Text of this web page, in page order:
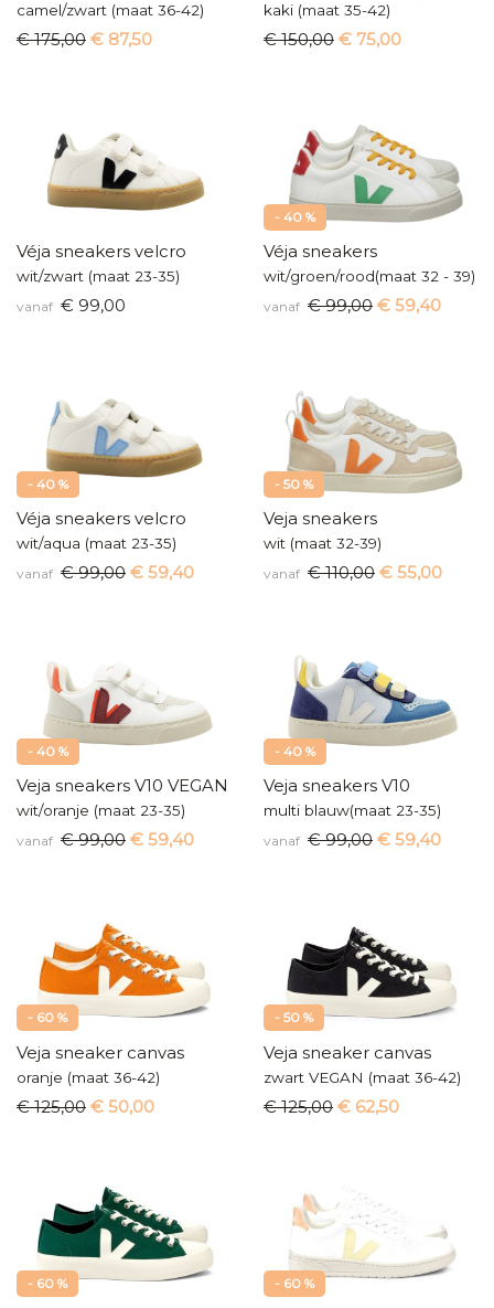
camel/zwart (maat 36-42)
€ 175,00 € 87,50
kaki (maat 35-42)
€ 150,00 € 75,00
Véja sneakers velcro
wit/zwart (maat 23-35)
vanaf € 99,00
- 40 %
Véja sneakers
wit/groen/rood(maat 32 - 39)
vanaf € 99,00 € 59,40
- 40 %
Véja sneakers velcro
wit/aqua (maat 23-35)
vanaf € 99,00 € 59,40
- 50 %
Veja sneakers
wit (maat 32-39)
vanaf € 110,00 € 55,00
- 40 %
Veja sneakers V10 VEGAN
wit/oranje (maat 23-35)
vanaf € 99,00 € 59,40
- 40 %
Veja sneakers V10
multi blauw(maat 23-35)
vanaf € 99,00 € 59,40
- 60 %
Veja sneaker canvas
oranje (maat 36-42)
€ 125,00 € 50,00
- 50 %
Veja sneaker canvas
zwart VEGAN (maat 36-42)
€ 125,00 € 62,50
- 60 % - 60 %